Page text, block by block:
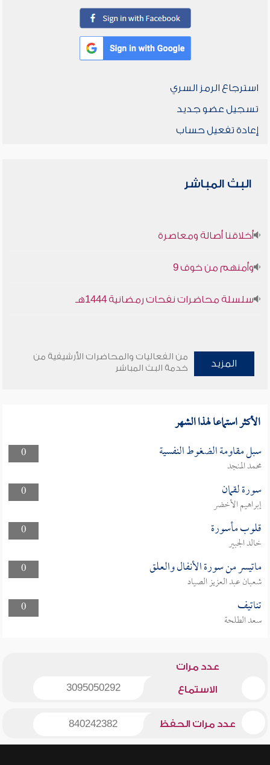
استرجاع الرمز السري
تسجيل عضو جديد
إعادة تفعيل حساب
البث المباشر
أخلاقنا أصالة ومعاصرة
وأمنهم من خوف 9
سلسلة محاضرات نفحات رمضانية 1444هـ
المزيد
من الفعاليات والمحاضرات الأرشيفية من
خدمة البث المباشر
الأكثر استماعا لهذا الشهر
0 سبل مقاومة الضغوط النفسية
محمد المنجد
0
سورة لقمان
إبراهيم الأخضر
0
قلوب مأسورة
خالد الجبير
0
ماتيسر من سورة الأنفال والعلق
شعبان عبد العزيز الصياد
0
تناتيف
سعد الطلحة
عدد مرات
الاستماع 3095050292
عدد مرات الحفظ 840242382